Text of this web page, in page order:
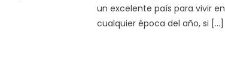
un excelente país para vivir en
cualquier época del año, si […]